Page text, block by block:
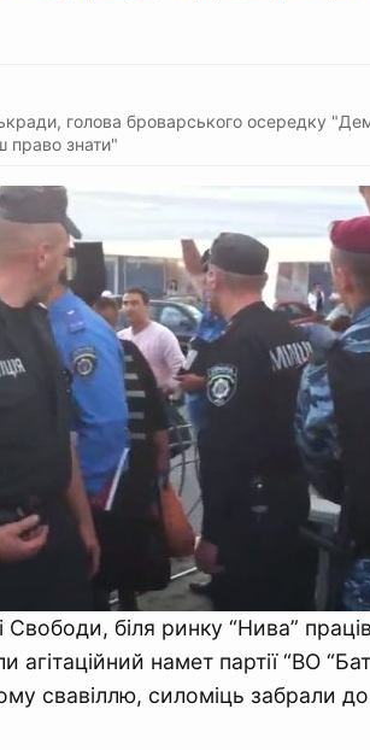
голова броварського осередку
право знати"
Свободи, біля ринку “Нива”
агітаційний намет партії “ВО
свавіллю, силоміць забрали до